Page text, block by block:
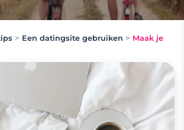
> Een datingsite gebruiken > Maak je